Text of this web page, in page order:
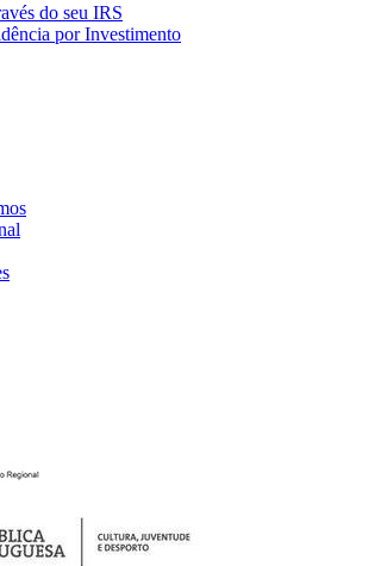
do seu IRS
por Investimento